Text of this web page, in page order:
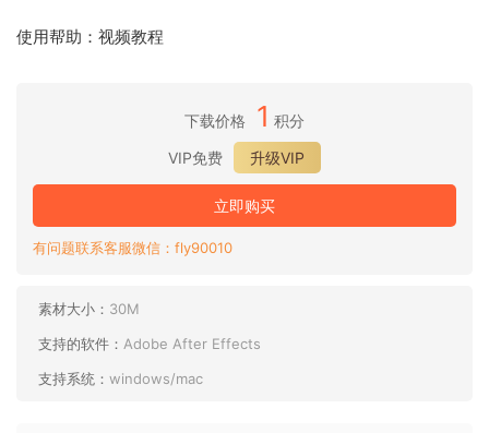
使用帮助：视频教程
下载价格 1 积分
VIP免费
升级VIP
立即购买
有问题联系客服微信：fly90010
素材大小： 30M
支持的软件： Adobe After Effects
支持系统： windows/mac